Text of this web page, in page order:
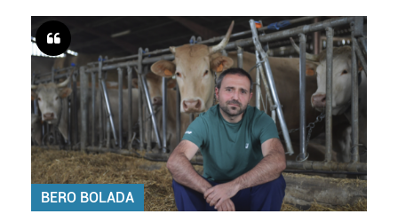
BERO BOLADA